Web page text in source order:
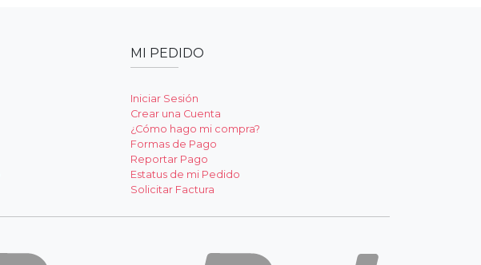
MI PEDIDO
Iniciar Sesión
Crear una Cuenta
¿Cómo hago mi compra?
Formas de Pago
Reportar Pago
Estatus de mi Pedido
Solicitar Factura